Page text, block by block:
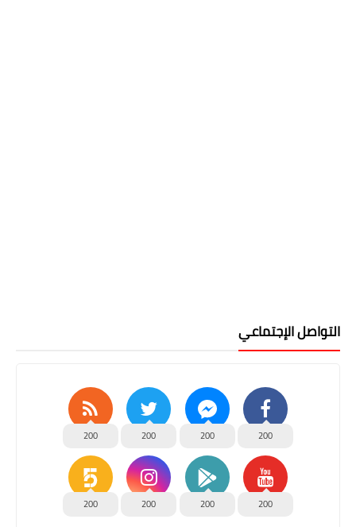
التواصل الإجتماعي
200
200
200
200
200
200
200
200